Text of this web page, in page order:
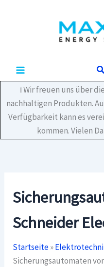
ℹ️ Wir freuen uns über
nachhaltigen Produkten.
Verfügbarkeit kann es
kommen. Vielen
Schneider
Startseite»
Sicherungsautomaten